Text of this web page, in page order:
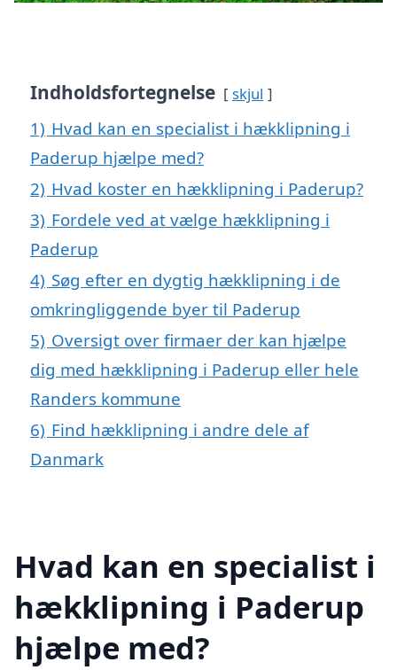
Indholdsfortegnelse skjul
1) Hvad kan en specialist i hækklipning i
Paderup hjælpe med?
2) Hvad koster en hækklipning i Paderup?
3) Fordele ved at vælge hækklipning i
Paderup
4) Søg efter en dygtig hækklipning i de
omkringliggende byer til Paderup
5) Oversigt over firmaer der kan hjælpe
dig med hækklipning i Paderup eller hele
Randers kommune
6) Find hækklipning i andre dele af
Danmark
Hvad kan en specialist i
hækklipning i Paderup
hjælpe med?